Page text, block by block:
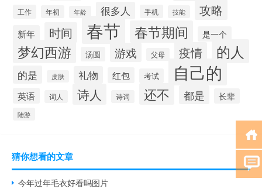
工作 年初 年龄 很多人 手机 技能 攻略
新年 时间 春节 春节期间 是一个
梦幻西游 汤圆 游戏 父母 疫情 的人
的是 皮肤 礼物 红包 考试 自己的
英语 词人 诗人 诗词 还不 都是 长辈
陆游
猜你想看的文章
今年过年毛衣好看吗图片